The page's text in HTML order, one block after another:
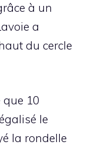
à un
a
du cercle
que 10
le
la rondelle